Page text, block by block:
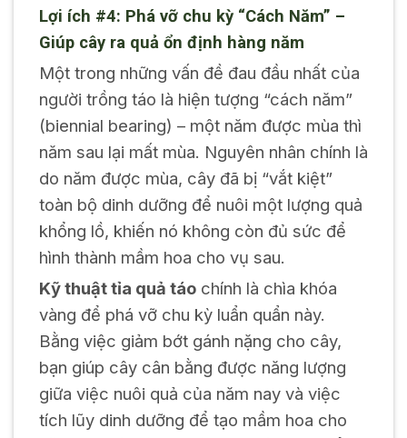
Lợi ích #4: Phá vỡ chu kỳ “Cách Năm” –
Giúp cây ra quả ổn định hàng năm
Một trong những vấn đề đau đầu nhất của
người trồng táo là hiện tượng “cách năm”
(biennial bearing) – một năm được mùa thì
năm sau lại mất mùa. Nguyên nhân chính là
do năm được mùa, cây đã bị “vắt kiệt”
toàn bộ dinh dưỡng để nuôi một lượng quả
khổng lồ, khiến nó không còn đủ sức để
hình thành mầm hoa cho vụ sau.
Kỹ thuật tỉa quả táochính là chìa khóa
vàng để phá vỡ chu kỳ luẩn quẩn này.
Bằng việc giảm bớt gánh nặng cho cây,
bạn giúp cây cân bằng được năng lượng
giữa việc nuôi quả của năm nay và việc
tích lũy dinh dưỡng để tạo mầm hoa cho